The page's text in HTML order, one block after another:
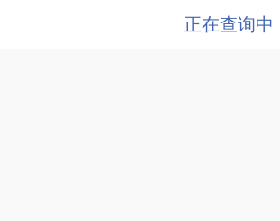
正在查询中